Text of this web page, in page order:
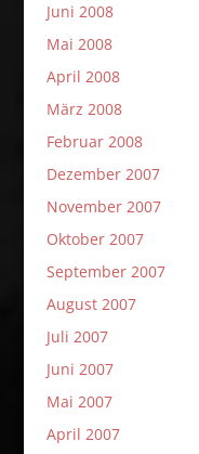
Juni 2008
Mai 2008
April 2008
März 2008
Februar 2008
Dezember 2007
November 2007
Oktober 2007
September 2007
August 2007
Juli 2007
Juni 2007
Mai 2007
April 2007